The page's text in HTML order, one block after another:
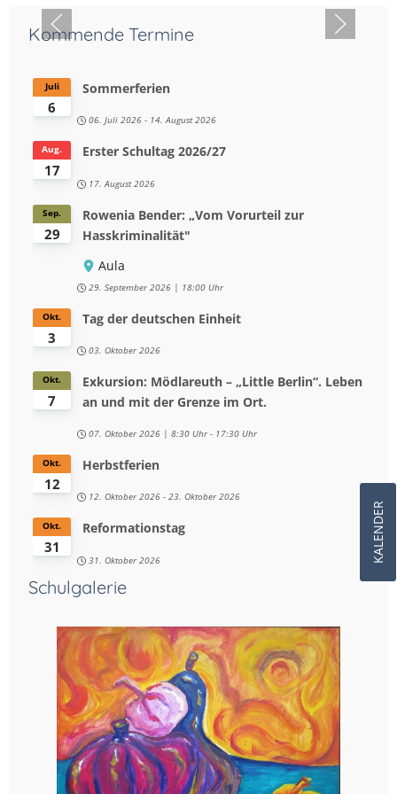
KALENDER
Kommende Termine
6
Juli Sommerferien
06. Juli 2026 - 14. August 2026
17
Aug. Erster Schultag 2026/27
17. August 2026
29
Sep.
Rowenia Bender: „Vom Vorurteil zur
Hasskriminalität"
Aula
29. September 2026 18:00 Uhr
3
Okt. Tag der deutschen Einheit
03. Oktober 2026
7
Okt.
Exkursion: Mödlareuth – „Little Berlin“. Leben
an und mit der Grenze im Ort.
07. Oktober 2026 8:30 Uhr - 17:30 Uhr
12
Okt. Herbstferien
12. Oktober 2026 - 23. Oktober 2026
31
Okt. Reformationstag
31. Oktober 2026
Schulgalerie